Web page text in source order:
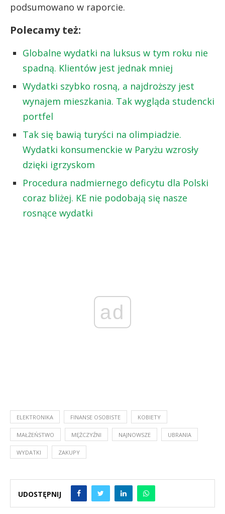
podsumowano w raporcie.
Polecamy też:
Globalne wydatki na luksus w tym roku nie
spadną. Klientów jest jednak mniej
Wydatki szybko rosną, a najdroższy jest
wynajem mieszkania. Tak wygląda studencki
portfel
Tak się bawią turyści na olimpiadzie.
Wydatki konsumenckie w Paryżu wzrosły
dzięki igrzyskom
Procedura nadmiernego deficytu dla Polski
coraz bliżej. KE nie podobają się nasze
rosnące wydatki
ad
ELEKTRONIKA FINANSE OSOBISTE KOBIETY
MAŁŻEŃSTWO MĘŻCZYŹNI NAJNOWSZE UBRANIA
WYDATKI ZAKUPY
UDOSTĘPNIJ